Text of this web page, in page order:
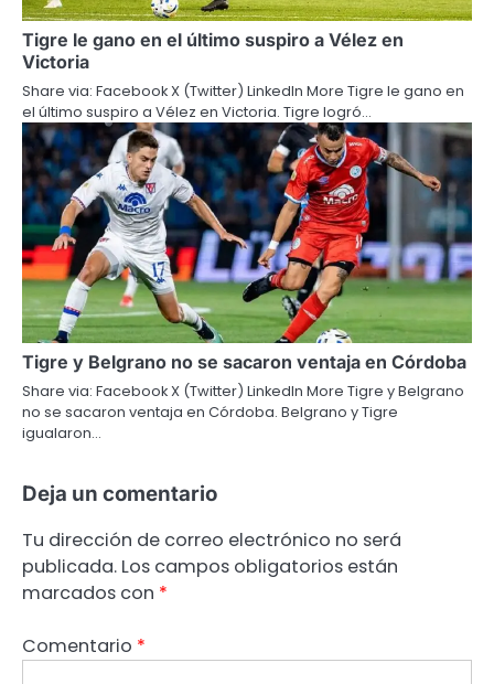
Tigre le gano en el último suspiro a Vélez en
Victoria
Share via: Facebook X (Twitter) LinkedIn More Tigre le gano en
el último suspiro a Vélez en Victoria. Tigre logró…
Tigre y Belgrano no se sacaron ventaja en Córdoba
Share via: Facebook X (Twitter) LinkedIn More Tigre y Belgrano
no se sacaron ventaja en Córdoba. Belgrano y Tigre
igualaron…
Deja un comentario
Tu dirección de correo electrónico no será
publicada. Los campos obligatorios están
marcados con *
Comentario *